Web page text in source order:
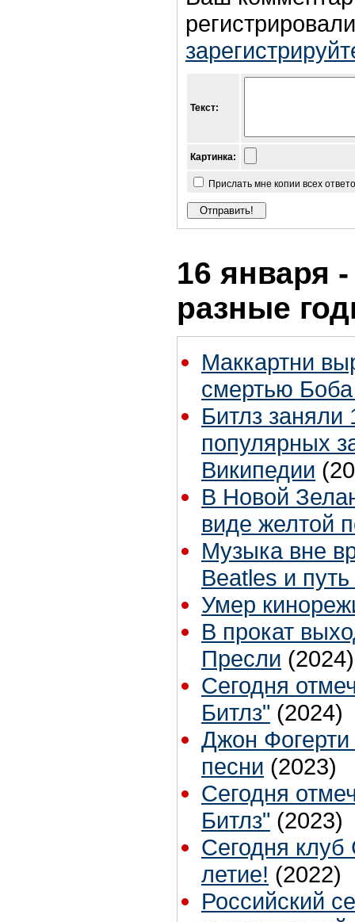
Текст:
Картинка:
Прислать мне копии всех
16 января
разные
Маккартни
смертью
Битлз
популярных
Википедии
В Новой
виде желтой
Музыка вне
Beatles и
Умер
В прокат
Пресли (2024)
Сегодня
Битлз" (2024)
Джон
песни (2023)
Сегодня
Битлз" (2023)
Сегодня клуб
летие! (2022)
Российский